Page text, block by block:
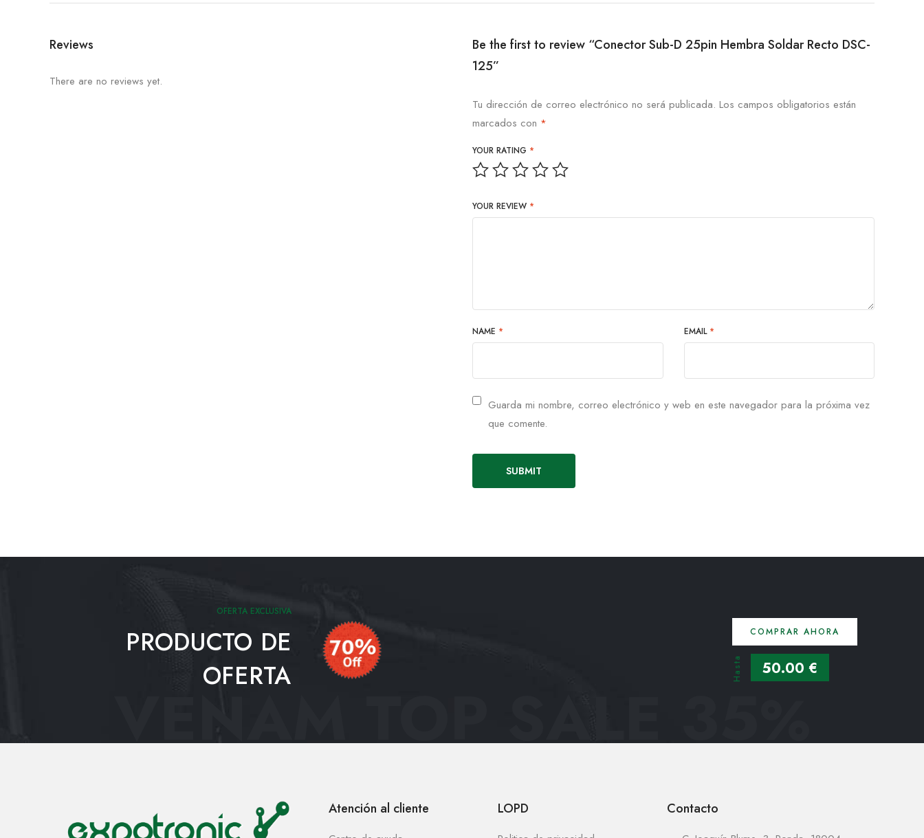
Reviews
There are no reviews yet.
Be the first to review “Conector Sub-D 25pin Hembra Soldar Recto DSC-
125”
Tu dirección de correo electrónico no será publicada. Los campos obligatorios están
marcados con *
YOUR RATING *
YOUR REVIEW *
NAME * EMAIL *
Guarda mi nombre, correo electrónico y web en este navegador para la próxima vez
que comente.
OFERTA EXCLUSIVA
PRODUCTO DE
OFERTA
COMPRAR AHORA
Hasta 50.00 €
VENAM TOP SALE 35%
Atención al cliente LOPD Contacto